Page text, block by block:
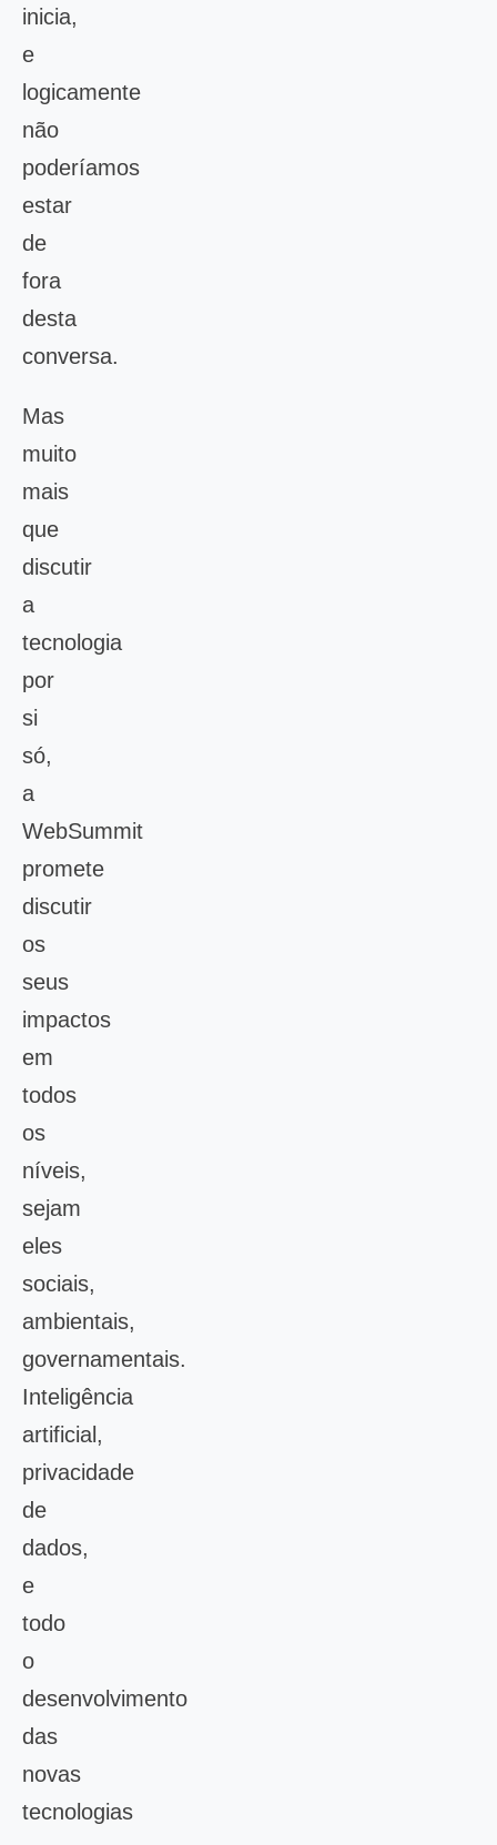
inicia,
e
logicamente
não
poderíamos
estar
de
fora
desta
conversa.
Mas
muito
mais
que
discutir
a
tecnologia
por
si
só,
a
WebSummit
promete
discutir
os
seus
impactos
em
todos
os
níveis,
sejam
eles
sociais,
ambientais,
governamentais.
Inteligência
artificial,
privacidade
de
dados,
e
todo
o
desenvolvimento
das
novas
tecnologias